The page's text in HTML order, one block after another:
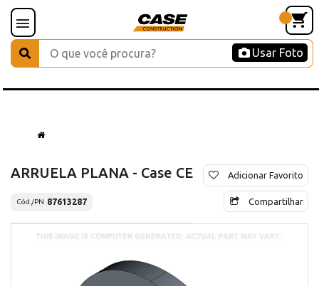
Usar Foto
ARRUELA PLANA - Case CE
Cód./PN 87613287
Adicionar Favorito
Compartilhar